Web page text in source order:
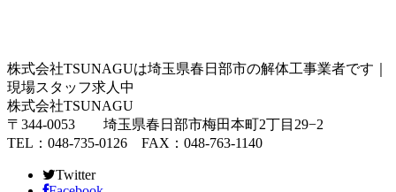
株式会社TSUNAGUは埼玉県春日部市の解体工事業者です｜
現場スタッフ求人中
株式会社TSUNAGU
〒344-0053 埼玉県春日部市梅田本町2丁目29−2
TEL：048-735-0126 FAX：048-763-1140
Twitter